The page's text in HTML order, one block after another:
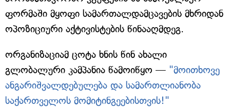
ფორმაში მყოფი სამართალდამცავების მხრიდან
ოპოზიციური აქტივისტების წინააღმდეგ.
ორგანიზაციამ ცოტა ხნის წინ ახალი
გლობალური კამპანია წამოიწყო — "მოითხოვე
ანგარიშვალდებულება და სამართლიანობა
საქართველოს მომიტინგეებისთვის!"